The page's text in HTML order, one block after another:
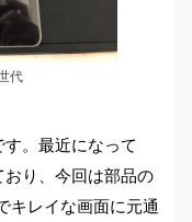
代
。最近になって
り、今回は部品の
キレイな画面に元通